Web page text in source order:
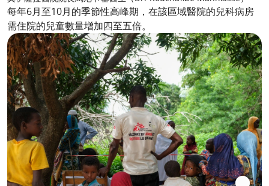
每年6月至10月的季節性高峰期，在該區域醫院的兒科病房
需住院的兒童數量增加四至五倍。